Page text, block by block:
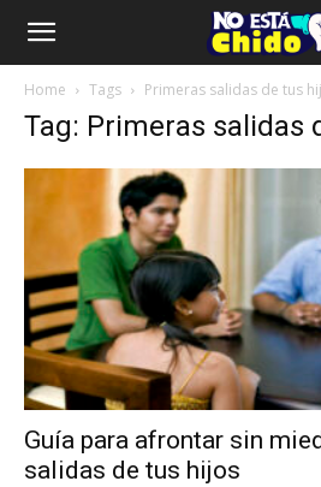
Home Tags Primeras salidas de tus
Tag: Primeras salidas
Guía para afrontar sin
salidas de tus hijos